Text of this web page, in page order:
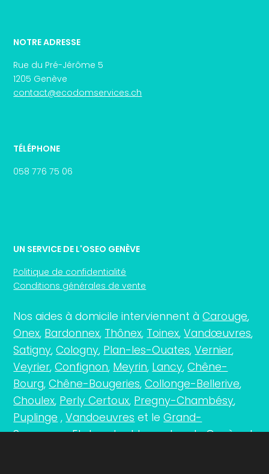
NOTRE ADRESSE
Rue du Pré-Jérôme 5
1205 Genève
contact@ecodomservices.ch
TÉLÉPHONE
058 776 75 06
UN SERVICE DE L'OSEO GENÈVE
Politique de confidentialité
Conditions générales de vente
Nos aides à domicile interviennent àCarouge,
Onex, Bardonnex, Thônex, Toinex,Vandœuvres,
Satigny,Cologny, Plan-les-Ouates,Vernier,
Veyrier,Confignon, Meyrin, Lancy,Chêne-
Bourg,Chêne-Bougeries,Collonge-Bellerive,
Choulex, Perly Certoux, Pregny-Chambésy,
Puplinge ,Vandoeuvres et leGrand-
Saconnex… Et dans tout le canton deGenève!